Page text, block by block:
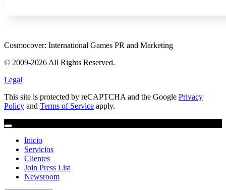
Cosmocover: International Games PR and Marketing
© 2009-2026 All Rights Reserved.
Legal
This site is protected by reCAPTCHA and the Google Privacy
Policy and Terms of Service apply.
Inicio
Servicios
Clientes
Join Press List
Newsroom